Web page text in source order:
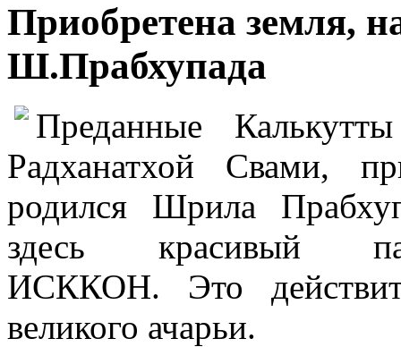
Приобретена земля,
Ш.Прабхупада
Преданные
Радханатхой Свами,
родился Шрила
здесь красивый
ИСККОН. Это
великого ачарьи.